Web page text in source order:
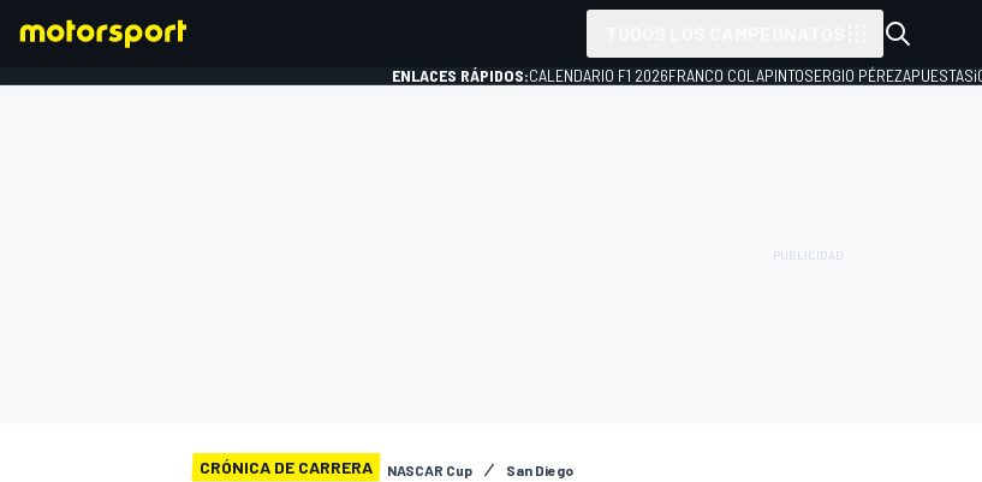
ENLACES RÁPIDOS:CALENDARIO F1 2026FRANCO COLAPINTOSERGIO PÉREZAPUESTAS
CRÓNICA DE CARRERA NASCAR Cup San Diego